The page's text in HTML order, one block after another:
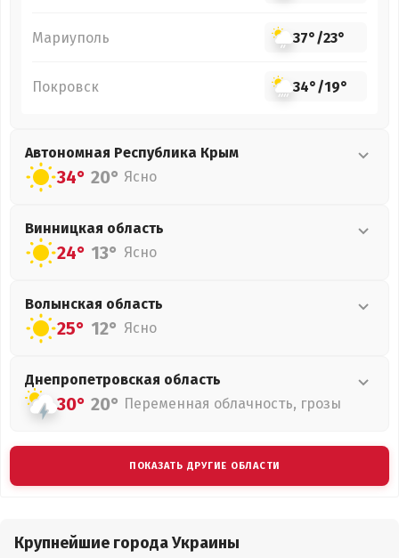
Мариуполь 37°/23°
Покровск 34°/19°
Автономная Республика Крым
34° 20° Ясно
Винницкая область
24° 13° Ясно
Волынская область
25° 12° Ясно
Днепропетровская область
30° 20° Переменная облачность, грозы
ПОКАЗАТЬ ДРУГИЕ ОБЛАСТИ
Крупнейшие города Украины